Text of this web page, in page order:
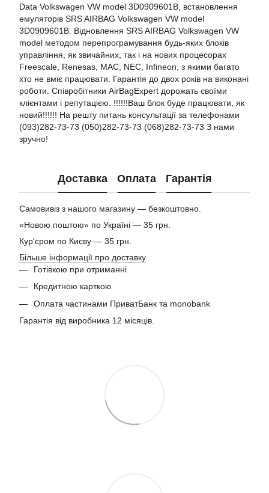
Data Volkswagen VW model 3D0909601B, встановлення
емуляторів SRS AIRBAG Volkswagen VW model
3D0909601B. Відновлення SRS AIRBAG Volkswagen VW
model методом перепрограмування будь-яких блоків
управління, як звичайних, так і на нових процесорах
Freescale, Renesas, MAC, NEC, Infineon, з якими багато
хто не вміє працювати. Гарантія до двох років на виконані
роботи. Співробітники AirBagExpert дорожать своїми
клієнтами і репутацією. !!!!!!Ваш блок буде працювати, як
новий!!!!!! На решту питань консультації за телефонами
(093)282-73-73 (050)282-73-73 (068)282-73-73 З нами
зручно!
Доставка Оплата Гарантія
Самовивіз з нашого магазину — безкоштовно.
«Новою поштою» по Україні — 35 грн.
Кур'єром по Києву — 35 грн.
Більше інформації про доставку
Готівкою при отриманні
Кредитною карткою
Оплата частинами ПриватБанк та monobank
Гарантія від виробника 12 місяців.